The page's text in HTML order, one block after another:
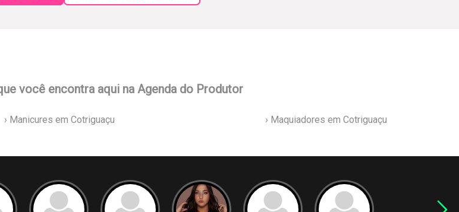
você encontra aqui na Agenda do Produtor
› Manicures em Cotriguaçu › Maquiadores em Cotriguaçu